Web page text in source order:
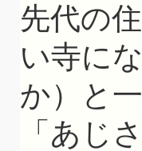
先代の
い寺に
か）と
「あじ